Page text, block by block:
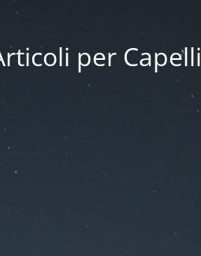
per Capelli